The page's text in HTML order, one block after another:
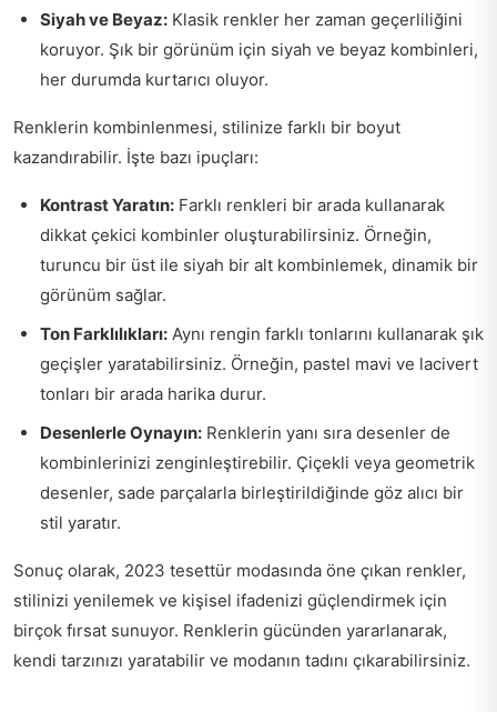
Siyah ve Beyaz: Klasik renkler her zaman geçerliliğini
koruyor. Şık bir görünüm için siyah ve beyaz kombinleri,
her durumda kurtarıcı oluyor.
Renklerin kombinlenmesi, stilinize farklı bir boyut
kazandırabilir. İşte bazı ipuçları:
Kontrast Yaratın: Farklı renkleri bir arada kullanarak
dikkat çekici kombinler oluşturabilirsiniz. Örneğin,
turuncu bir üst ile siyah bir alt kombinlemek, dinamik bir
görünüm sağlar.
Ton Farklılıkları: Aynı rengin farklı tonlarını kullanarak şık
geçişler yaratabilirsiniz. Örneğin, pastel mavi ve lacivert
tonları bir arada harika durur.
Desenlerle Oynayın: Renklerin yanı sıra desenler de
kombinlerinizi zenginleştirebilir. Çiçekli veya geometrik
desenler, sade parçalarla birleştirildiğinde göz alıcı bir
stil yaratır.
Sonuç olarak, 2023 tesettür modasında öne çıkan renkler,
stilinizi yenilemek ve kişisel ifadenizi güçlendirmek için
birçok fırsat sunuyor. Renklerin gücünden yararlanarak,
kendi tarzınızı yaratabilir ve modanın tadını çıkarabilirsiniz.